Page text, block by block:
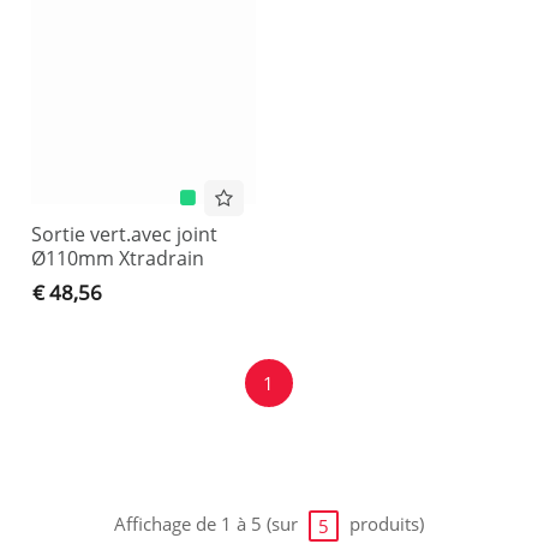
Sortie vert.avec joint
Ø110mm Xtradrain
€ 48,56
1
Affichage de 1 à 5 (sur 5 produits)